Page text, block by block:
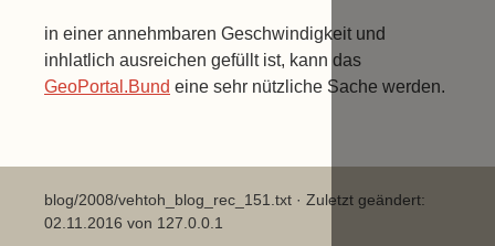
in einer annehmbaren Geschwindigkeit und
inhlatlich ausreichen gefüllt ist, kann das
GeoPortal.Bund eine sehr nützliche Sache werden.
blog/2008/vehtoh_blog_rec_151.txt · Zuletzt geändert:
02.11.2016 von 127.0.0.1